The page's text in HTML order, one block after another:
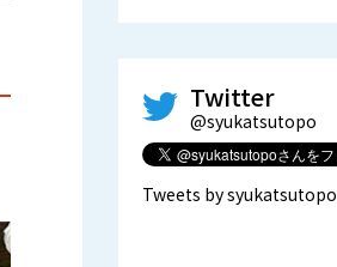
Twitter
@syukatsutopo
Tweets by syukatsutopo